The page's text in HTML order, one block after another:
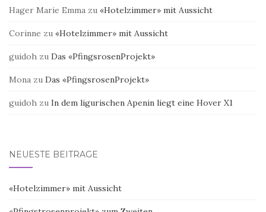
Hager Marie Emma zu «Hotelzimmer» mit Aussicht
Corinne zu «Hotelzimmer» mit Aussicht
guidoh zu Das «PfingsrosenProjekt»
Mona zu Das «PfingsrosenProjekt»
guidoh zu In dem ligurischen Apenin liegt eine Hover X1
NEUESTE BEITRÄGE
«Hotelzimmer» mit Aussicht